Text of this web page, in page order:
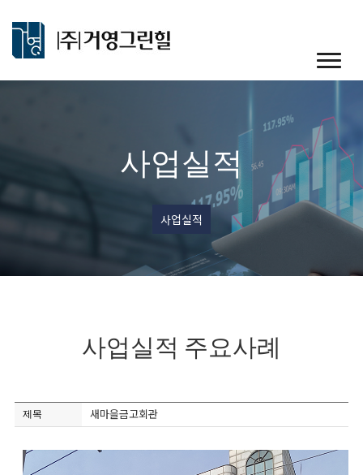
사업실적
사업실적
사업실적 주요사례
제목 새마을금고회관